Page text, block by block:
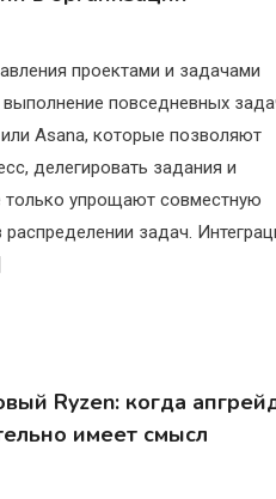
проектами и задачами
повседневных
Asana, которые позволяют
делегировать задания и
только упрощают совместную
задач.
Ryzen: когда
имеет смысл